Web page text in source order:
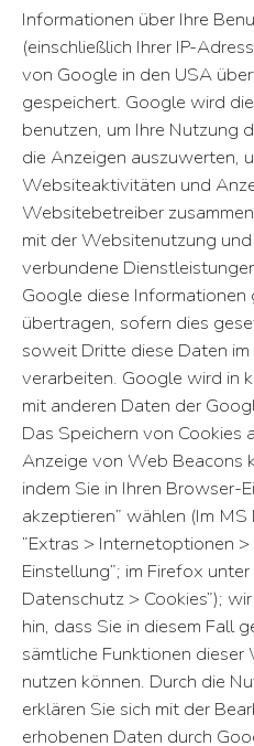
Informationen über Ihre
(einschließlich Ihrer IP-
von Google in den USA
gespeichert. Google wird
benutzen, um Ihre Nutzung
die Anzeigen auszuwerten,
Websiteaktivitäten und
Websitebetreiber
mit der Websitenutzung
verbundene
Google diese
übertragen, sofern dies
soweit Dritte diese Daten
verarbeiten. Google wird in
mit anderen Daten der
Das Speichern von Cookies
Anzeige von Web Beacons
indem Sie in Ihren Browser-
akzeptieren” wählen (Im
”Extras > Internetoptionen
Einstellung”; im Firefox
Datenschutz > Cookies”);
hin, dass Sie in diesem Fall
sämtliche Funktionen
nutzen können. Durch die
erklären Sie sich mit der
erhobenen Daten durch